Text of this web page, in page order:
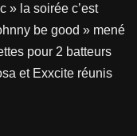
» la soirée c’est
be good » mené
pour 2 batteurs
et Exxcite réunis